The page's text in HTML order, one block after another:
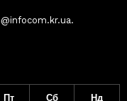
Пт Сб Нд